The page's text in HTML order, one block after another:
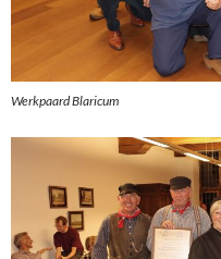
Werkpaard Blaricum